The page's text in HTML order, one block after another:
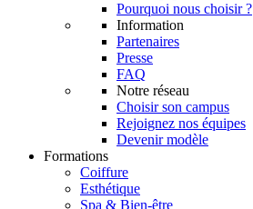
Pourquoi nous choisir ?
Information
Partenaires
Presse
FAQ
Notre réseau
Choisir son campus
Rejoignez nos équipes
Devenir modèle
Formations
Coiffure
Esthétique
Spa & Bien-être